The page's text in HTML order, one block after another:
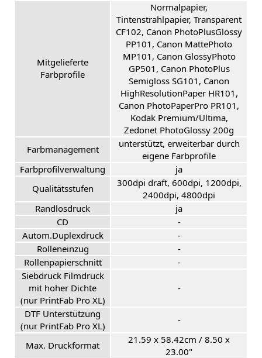
Mitgelieferte
Farbprofile
Normalpapier,
Tintenstrahlpapier, Transparent
CF102, Canon PhotoPlusGlossy
PP101, Canon MattePhoto
MP101, Canon GlossyPhoto
GP501, Canon PhotoPlus
Semigloss SG101, Canon
HighResolutionPaper HR101,
Canon PhotoPaperPro PR101,
Kodak Premium/Ultima,
Zedonet PhotoGlossy 200g
Farbmanagement
unterstützt, erweiterbar durch
eigene Farbprofile
Farbprofilverwaltung
ja
Qualitätsstufen
300dpi draft, 600dpi, 1200dpi,
2400dpi, 4800dpi
Randlosdruck
ja
CD
-
Autom.Duplexdruck
-
Rolleneinzug
-
Rollenpapierschnitt
-
Siebdruck Filmdruck
mit hoher Dichte
(nur PrintFab Pro XL)
-
DTF Unterstützung
(nur PrintFab Pro XL)
-
Max. Druckformat
21.59 x 58.42cm / 8.50 x
23.00"